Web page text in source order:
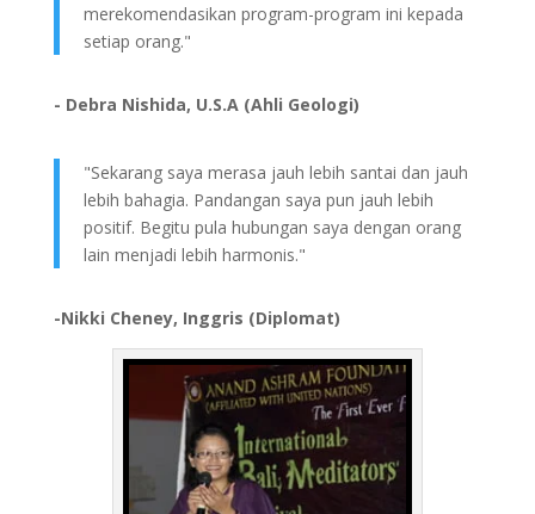
merekomendasikan program-program ini kepada
setiap orang."
- Debra Nishida, U.S.A (Ahli Geologi)
"Sekarang saya merasa jauh lebih santai dan jauh
lebih bahagia. Pandangan saya pun jauh lebih
positif. Begitu pula hubungan saya dengan orang
lain menjadi lebih harmonis."
-Nikki Cheney, Inggris (Diplomat)